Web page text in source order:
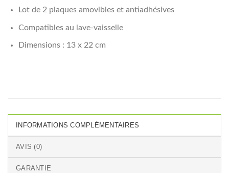
Lot de 2 plaques amovibles et antiadhésives
Compatibles au lave-vaisselle
Dimensions : 13 x 22 cm
INFORMATIONS COMPLÉMENTAIRES
AVIS (0)
GARANTIE